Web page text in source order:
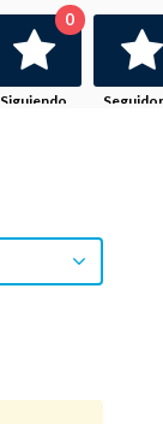
Siguiendo
0